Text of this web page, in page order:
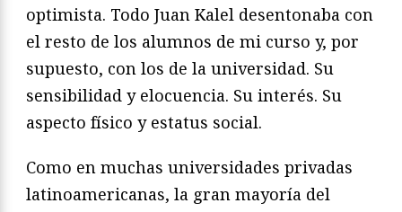
optimista. Todo Juan Kalel desentonaba con
el resto de los alumnos de mi curso y, por
supuesto, con los de la universidad. Su
sensibilidad y elocuencia. Su interés. Su
aspecto físico y estatus social.
Como en muchas universidades privadas
latinoamericanas, la gran mayoría del